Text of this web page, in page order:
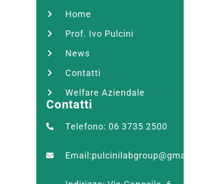
Home
Prof. Ivo Pulcini
News
Contatti
Welfare Aziendale
Contatti
Telefono: 06 3735 2500
Email:pulcinilabgroup@gmail.com